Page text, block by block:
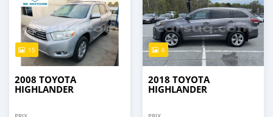
15
2008 TOYOTA
HIGHLANDER
6
2018 TOYOTA
HIGHLANDER